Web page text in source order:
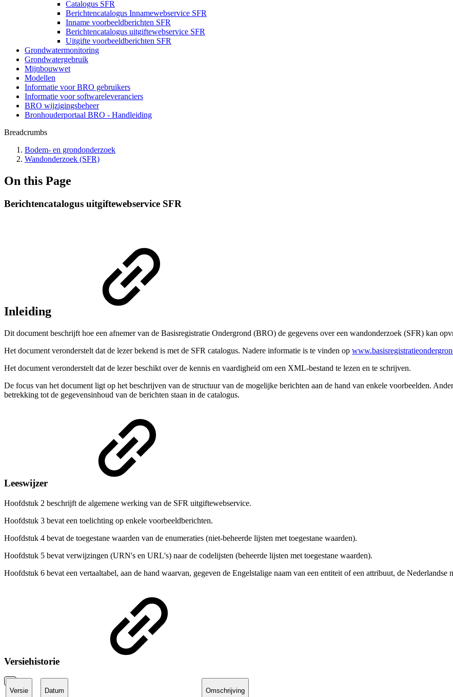
Catalogus SFR
Berichtencatalogus Innamewebservice SFR
Inname voorbeeldberichten SFR
Berichtencatalogus uitgiftewebservice SFR
Uitgifte voorbeeldberichten SFR
Grondwatermonitoring
Grondwatergebruik
Mijnbouwwet
Modellen
Informatie voor BRO gebruikers
Informatie voor softwareleveranciers
BRO wijzigingsbeheer
Bronhouderportaal BRO - Handleiding
Breadcrumbs
Bodem- en grondonderzoek
Wandonderzoek (SFR)
On this Page
Berichtencatalogus uitgiftewebservice SFR
Inleiding
Dit document beschrijft hoe een afnemer van de Basisregistratie Ondergrond (BRO) de gegevens over een wandonderzoek (SFR) kan
Het document veronderstelt dat de lezer bekend is met de SFR catalogus. Nadere informatie is te vinden op
Het document veronderstelt dat de lezer beschikt over de kennis en vaardigheid om een XML-bestand te lezen en te schrijven.
De focus van het document ligt op het beschrijven van de structuur van de mogelijke berichten aan de hand van enkele voorbeelden.
betrekking tot de gegevensinhoud van de berichten staan in de catalogus.
Leeswijzer
Hoofdstuk 2 beschrijft de algemene werking van de SFR uitgiftewebservice.
Hoofdstuk 3 bevat een toelichting op enkele voorbeeldberichten.
Hoofdstuk 4 bevat de toegestane waarden van de enumeraties (niet-beheerde lijsten met toegestane waarden).
Hoofdstuk 5 bevat verwijzingen (URN's en URL's) naar de codelijsten (beheerde lijsten met toegestane waarden).
Hoofdstuk 6 bevat een vertaaltabel, aan de hand waarvan, gegeven de Engelstalige naam van een entiteit of een attribuut, de Nederlandse
Versiehistorie
Versie Datum Omschrijving